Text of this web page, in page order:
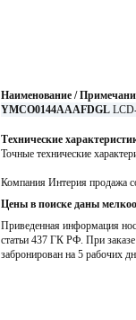
Наименование /
YMCO0144AAAFDGL
Технические
Точные технические
Компания Интерия продажа
Цены в поиске даны
Приведенная информация
статьи 437 ГК РФ. При заказе
забронирован на 5 рабочих